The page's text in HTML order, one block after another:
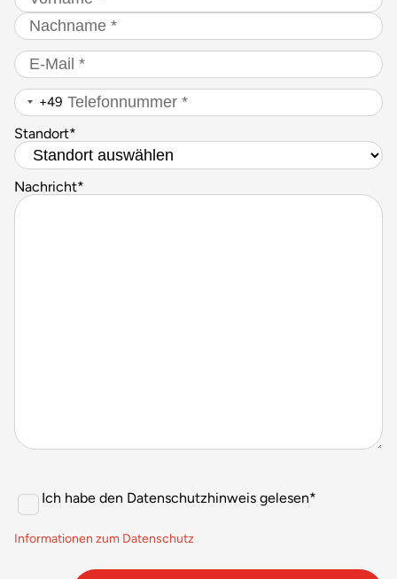
Vorname
Nachname
E-
Mail*
Telefonnummer*
+49
Standort*
Nachricht*
Consent*
Ich habe den Datenschutzhinweis gelesen*
Informationen zum Datenschutz